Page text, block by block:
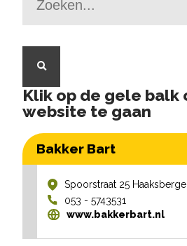
Klik op de gele balk
website te gaan
Bakker Bart
Spoorstraat 25
053 - 5743531
www.bakkerbart.nl